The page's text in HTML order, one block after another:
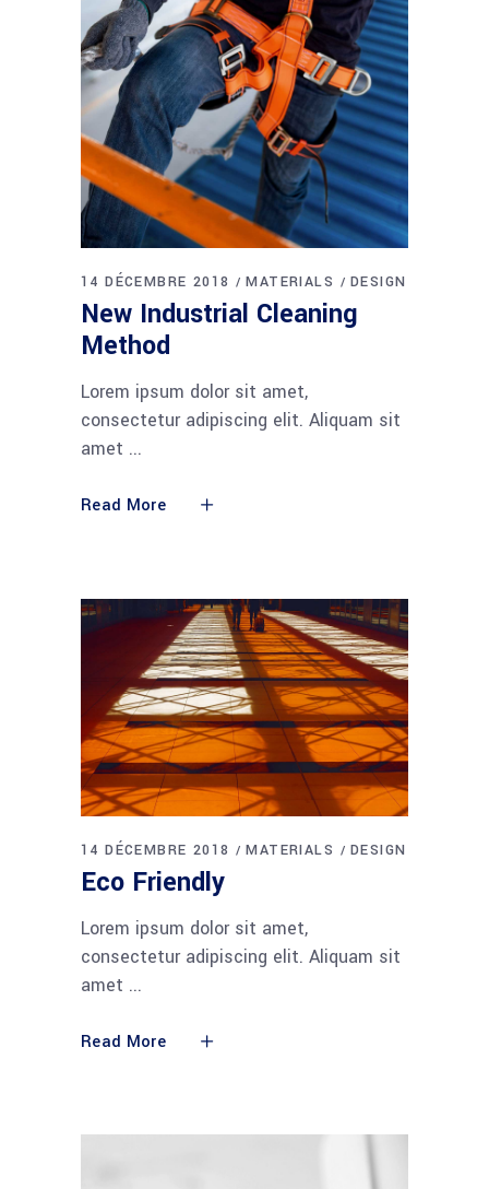
14 DÉCEMBRE 2018 MATERIALS DESIGN
New Industrial Cleaning
Method
Lorem ipsum dolor sit amet,
consectetur adipiscing elit. Aliquam sit
amet
Read More
14 DÉCEMBRE 2018 MATERIALS DESIGN
Eco Friendly
Lorem ipsum dolor sit amet,
consectetur adipiscing elit. Aliquam sit
amet
Read More